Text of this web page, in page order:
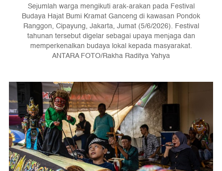
Sejumlah warga mengikuti arak-arakan pada Festival
Budaya Hajat Bumi Kramat Ganceng di kawasan Pondok
Ranggon, Cipayung, Jakarta, Jumat (5/6/2026). Festival
tahunan tersebut digelar sebagai upaya menjaga dan
memperkenalkan budaya lokal kepada masyarakat.
ANTARA FOTO/Rakha Raditya Yahya